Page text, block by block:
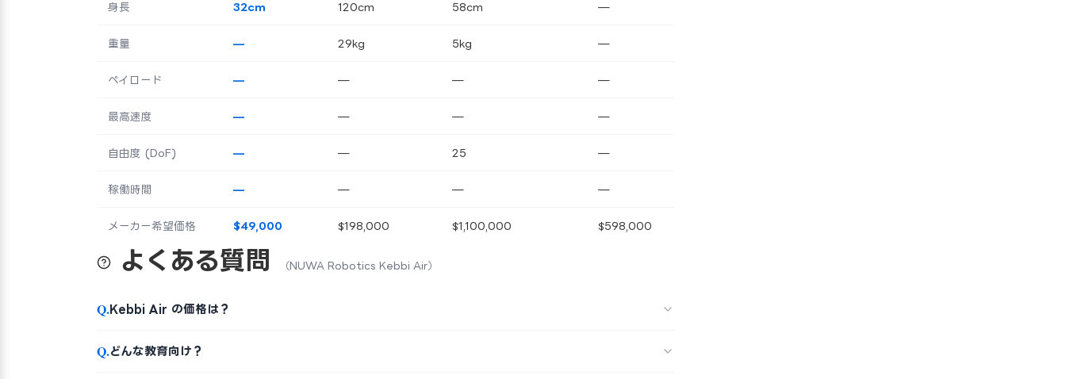
身長 32cm 120cm 58cm —
重量 — 29kg 5kg —
ペイロード — — — —
最高速度 — — — —
自由度 (DoF) — — 25 —
稼働時間 — — — —
メーカー希望価格 $49,000 $198,000 $1,100,000 $598,000
よくある質問 （NUWA Robotics Kebbi Air）
Q.Kebbi Air の価格は？
Q.どんな教育向け？